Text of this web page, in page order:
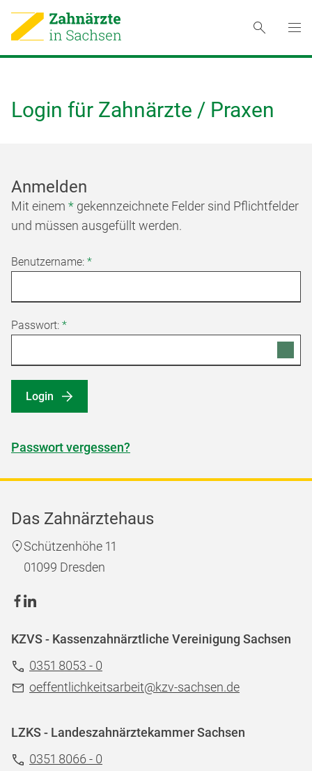
Login für Zahnärzte / Praxen
Anmelden
Mit einem * gekennzeichnete Felder sind Pflichtfelder
und müssen ausgefüllt werden.
Benutzername: *
Passwort: *
Login
Passwort vergessen?
Das Zahnärztehaus
Schützenhöhe 11
01099 Dresden
KZVS - Kassenzahnärztliche Vereinigung Sachsen
0351 8053 - 0
oeffentlichkeitsarbeit@kzv-sachsen.de
LZKS - Landeszahnärztekammer Sachsen
0351 8066 - 0